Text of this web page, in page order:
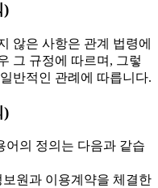
)
않은 사항은 관계 법령에
그 규정에 따르며, 그렇
반적인 관례에 따릅니다.
)
어의 정의는 다음과 같습
원과 이용계약을 체결한